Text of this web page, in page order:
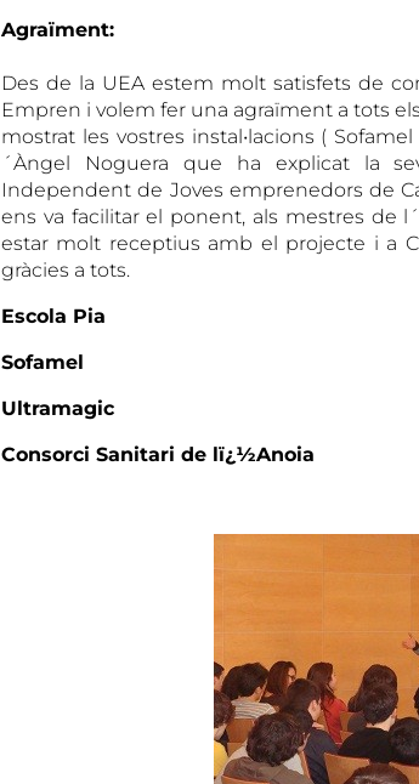
Agraïment:
Des de la UEA estem molt satisfets de
Empren i volem fer una agraïment a tots
mostrat les vostres instal•lacions (
´Àngel Noguera que ha explicat la
Independent de Joves emprenedors de
ens va facilitar el ponent, als mestres de
estar molt receptius amb el projecte i a
gràcies a tots.
Escola Pia
Sofamel
Ultramagic
Consorci Sanitari de lï¿½Anoia